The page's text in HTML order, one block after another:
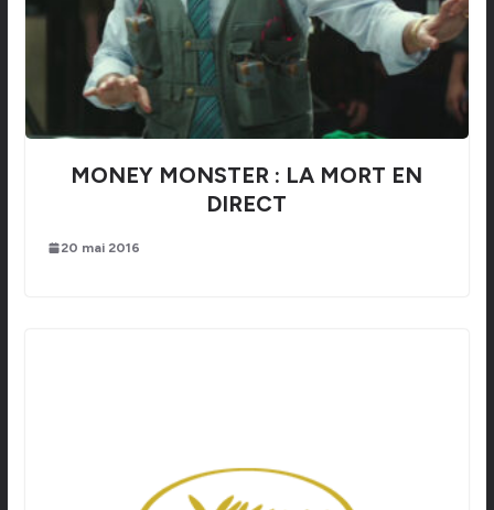
MONEY MONSTER : LA MORT EN
DIRECT
20 mai 2016